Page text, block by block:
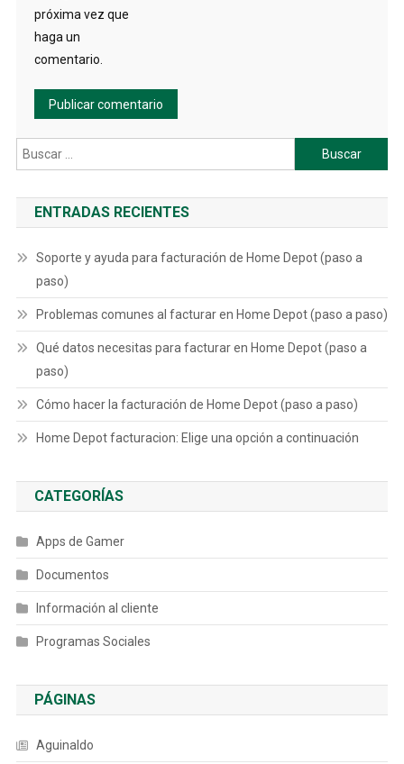
próxima vez que
haga un
comentario.
Buscar:
ENTRADAS RECIENTES
Soporte y ayuda para facturación de Home Depot (paso a
paso)
Problemas comunes al facturar en Home Depot (paso a paso)
Qué datos necesitas para facturar en Home Depot (paso a
paso)
Cómo hacer la facturación de Home Depot (paso a paso)
Home Depot facturacion: Elige una opción a continuación
CATEGORÍAS
Apps de Gamer
Documentos
Información al cliente
Programas Sociales
PÁGINAS
Aguinaldo